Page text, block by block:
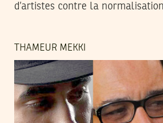
d’artistes contre la
THAMEUR MEKKI